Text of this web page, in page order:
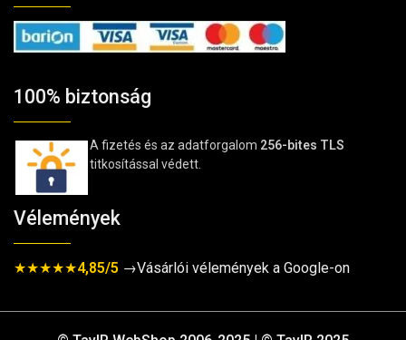
100% biztonság
A fizetés és az adatforgalom 256-bites TLS
titkosítással védett.
Vélemények
★★★★★4,85/5 →Vásárlói vélemények a Google-on